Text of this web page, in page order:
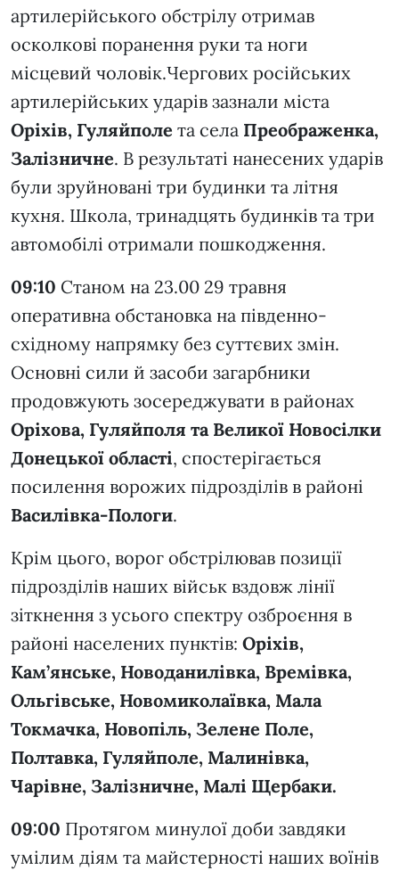
артилерійського обстрілу отримав
осколкові поранення руки та ноги
місцевий чоловік.Чергових російських
артилерійських ударів зазнали міста
Оріхів, Гуляйполе та села Преображенка,
Залізничне. В результаті нанесених ударів
були зруйновані три будинки та літня
кухня. Школа, тринадцять будинків та три
автомобілі отримали пошкодження.
09:10 Станом на 23.00 29 травня
оперативна обстановка на південно-
східному напрямку без суттєвих змін.
Основні сили й засоби загарбники
продовжують зосереджувати в районах
Оріхова, Гуляйполя та Великої Новосілки
Донецької області, спостерігається
посилення ворожих підрозділів в районі
Василівка-Пологи.
Крім цього, ворог обстрілював позиції
підрозділів наших військ вздовж лінії
зіткнення з усього спектру озброєння в
районі населених пунктів: Оріхів,
Кам’янське, Новоданилівка, Времівка,
Ольгівське, Новомиколаївка, Мала
Токмачка, Новопіль, Зелене Поле,
Полтавка, Гуляйполе, Малинівка,
Чарівне, Залізничне, Малі Щербаки.
09:00 Протягом минулої доби завдяки
умілим діям та майстерності наших воїнів